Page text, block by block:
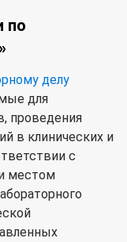
по
делу
для
проведения
в клинических и
с
местом